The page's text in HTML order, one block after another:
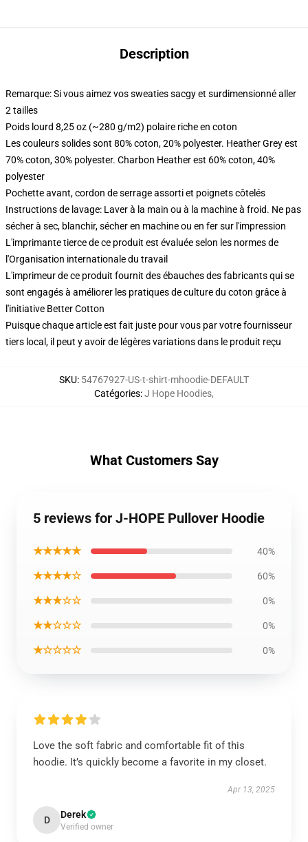
Description
Remarque: Si vous aimez vos sweaties sacgy et surdimensionné aller
2 tailles
Poids lourd 8,25 oz (~280 g/m2) polaire riche en coton
Les couleurs solides sont 80% coton, 20% polyester. Heather Grey est
70% coton, 30% polyester. Charbon Heather est 60% coton, 40%
polyester
Pochette avant, cordon de serrage assorti et poignets côtelés
Instructions de lavage: Laver à la main ou à la machine à froid. Ne pas
sécher à sec, blanchir, sécher en machine ou en fer sur l'impression
L'imprimante tierce de ce produit est évaluée selon les normes de
l'Organisation internationale du travail
L'imprimeur de ce produit fournit des ébauches des fabricants qui se
sont engagés à améliorer les pratiques de culture du coton grâce à
l'initiative Better Cotton
Puisque chaque article est fait juste pour vous par votre fournisseur
tiers local, il peut y avoir de légères variations dans le produit reçu
SKU: 54767927-US-t-shirt-mhoodie-DEFAULT
Catégories:J Hope Hoodies,
What Customers Say
5 reviews for J-HOPE Pullover Hoodie
★★★★★ 40%
★★★★☆ 60%
★★★☆☆ 0%
★★☆☆☆ 0%
★☆☆☆☆ 0%
Love the soft fabric and comfortable fit of this
hoodie. It’s quickly become a favorite in my closet.
Apr 13, 2025
D Derek
Verified owner